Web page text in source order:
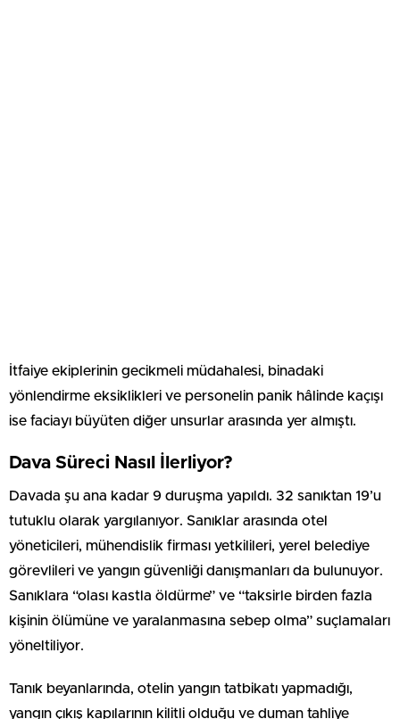
İtfaiye ekiplerinin gecikmeli müdahalesi, binadaki
yönlendirme eksiklikleri ve personelin panik hâlinde kaçışı
ise faciayı büyüten diğer unsurlar arasında yer almıştı.
Dava Süreci Nasıl İlerliyor?
Davada şu ana kadar 9 duruşma yapıldı. 32 sanıktan 19’u
tutuklu olarak yargılanıyor. Sanıklar arasında otel
yöneticileri, mühendislik firması yetkilileri, yerel belediye
görevlileri ve yangın güvenliği danışmanları da bulunuyor.
Sanıklara “olası kastla öldürme” ve “taksirle birden fazla
kişinin ölümüne ve yaralanmasına sebep olma” suçlamaları
yöneltiliyor.
Tanık beyanlarında, otelin yangın tatbikatı yapmadığı,
yangın çıkış kapılarının kilitli olduğu ve duman tahliye